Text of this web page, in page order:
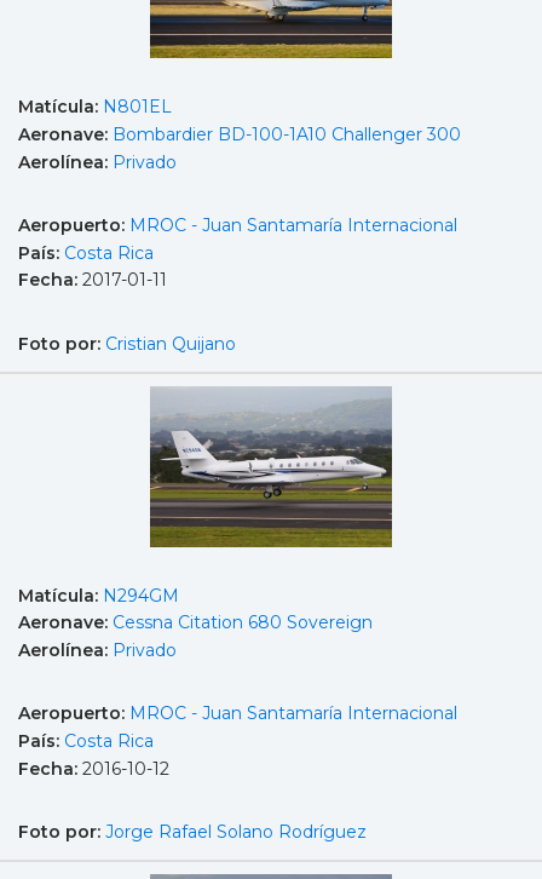
Matícula: N801EL
Aeronave: Bombardier BD-100-1A10 Challenger 300
Aerolínea: Privado
Aeropuerto: MROC - Juan Santamaría Internacional
País: Costa Rica
Fecha: 2017-01-11
Foto por: Cristian Quijano
Matícula: N294GM
Aeronave: Cessna Citation 680 Sovereign
Aerolínea: Privado
Aeropuerto: MROC - Juan Santamaría Internacional
País: Costa Rica
Fecha: 2016-10-12
Foto por: Jorge Rafael Solano Rodríguez